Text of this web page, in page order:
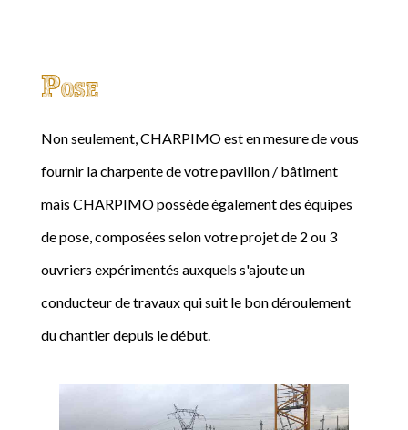
Pose
Non seulement, CHARPIMO est en mesure de vous
fournir la charpente de votre pavillon / bâtiment
mais CHARPIMO posséde également des équipes
de pose, composées selon votre projet de 2 ou 3
ouvriers expérimentés auxquels s'ajoute un
conducteur de travaux qui suit le bon déroulement
du chantier depuis le début.